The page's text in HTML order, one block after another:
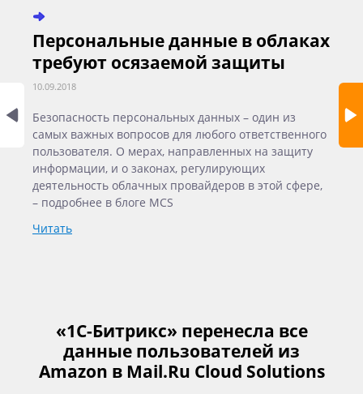
Персональные данные в облаках
требуют осязаемой защиты
10.09.2018
Безопасность персональных данных – один из
самых важных вопросов для любого ответственного
пользователя. О мерах, направленных на защиту
информации, и о законах, регулирующих
деятельность облачных провайдеров в этой сфере,
– подробнее в блоге MCS
Читать
«1С-Битрикс» перенесла все
данные пользователей из
Amazon в Mail.Ru Cloud Solutions